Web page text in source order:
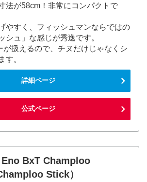
法が58cm！非常にコンパクトで
やすく、フィッシュマンならではの
シュ」な感じが秀逸です。
が扱えるので、チヌだけじゃなくシ
す。
詳細ページ
公式ページ
BxT Champloo
Stick）